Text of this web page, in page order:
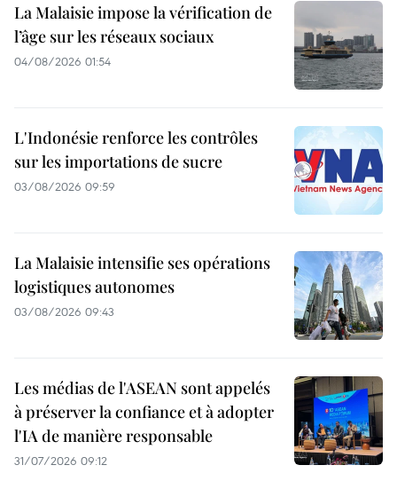
La Malaisie impose la vérification de
l’âge sur les réseaux sociaux
04/08/2026 01:54
L'Indonésie renforce les contrôles
sur les importations de sucre
03/08/2026 09:59
La Malaisie intensifie ses opérations
logistiques autonomes
03/08/2026 09:43
Les médias de l'ASEAN sont appelés
à préserver la confiance et à adopter
l'IA de manière responsable
31/07/2026 09:12